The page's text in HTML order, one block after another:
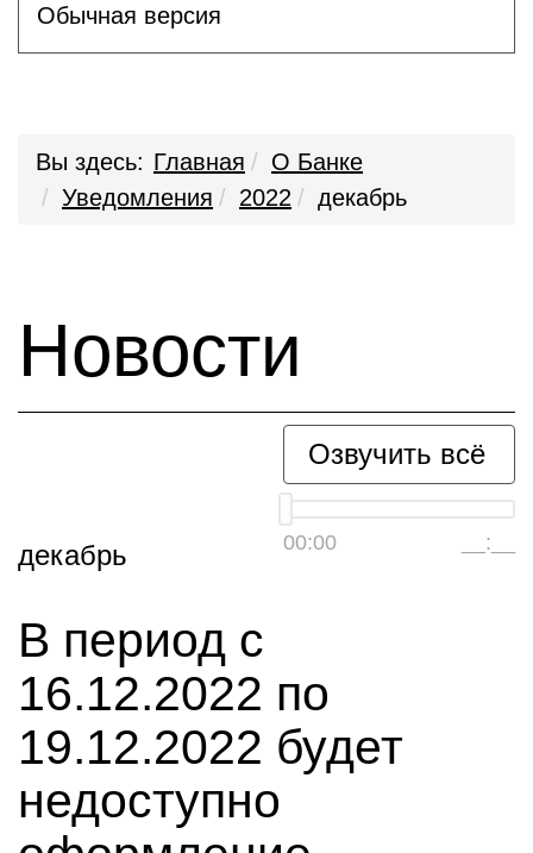
Обычная версия
Вы здесь: Главная
О Банке
Уведомления
2022 декабрь
Новости
Озвучить всё
00:00 __:__
декабрь
В период с
16.12.2022 по
19.12.2022 будет
недоступно